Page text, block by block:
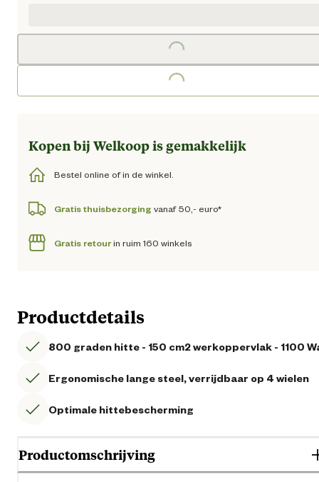
Loading...
Loading...
Kopen bij Welkoop is gemakkelijk
Bestel online of in de winkel.
Gratis thuisbezorging vanaf 50,- euro*
Gratis retourin ruim 160 winkels
Productdetails
800 graden hitte - 150 cm2 werkoppervlak - 1100
Ergonomische lange steel, verrijdbaar op 4 wielen
Optimale hittebescherming
Productomschrijving